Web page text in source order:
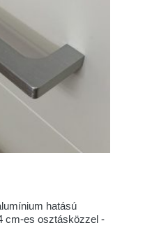
hatású
cm-es osztásközzel -